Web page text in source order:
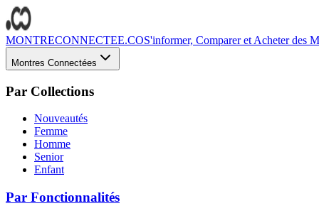
MONTRECONNECTEE.COS'informer, Comparer et Acheter des
Montres Connectées
Par Collections
Nouveautés
Femme
Homme
Senior
Enfant
Par Fonctionnalités